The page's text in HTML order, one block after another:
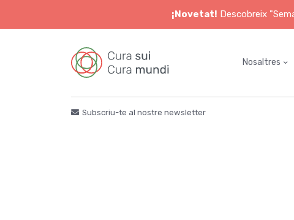
¡Novetat! Descobreix
Nosaltres
Subscriu-te al nostre newsletter